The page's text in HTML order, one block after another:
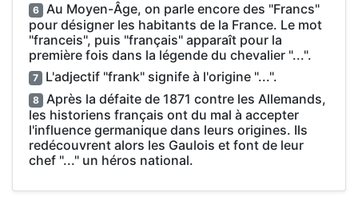
6 Au Moyen-Âge, on parle encore des "Francs"
pour désigner les habitants de la France. Le mot
"franceis", puis "français" apparaît pour la
première fois dans la légende du chevalier "...".
7 L'adjectif "frank" signife à l'origine "...".
8 Après la défaite de 1871 contre les Allemands,
les historiens français ont du mal à accepter
l'influence germanique dans leurs origines. Ils
redécouvrent alors les Gaulois et font de leur
chef "..." un héros national.